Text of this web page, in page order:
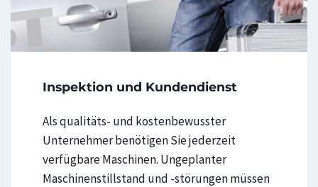
g
n
Inspektion und Kundendienst
Als qualitäts- und kostenbewusster
Unternehmer benötigen Sie jederzeit
verfügbare Maschinen. Ungeplanter
Maschinenstillstand und -störungen müssen